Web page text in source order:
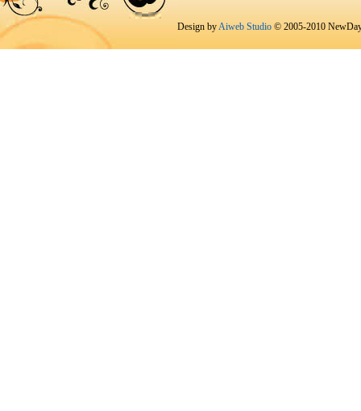
Design byAiweb Studio © 2005-2010